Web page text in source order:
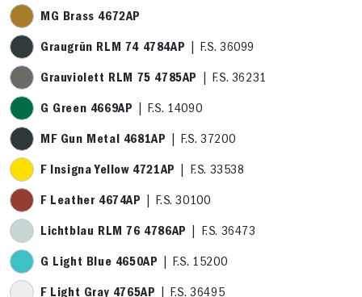
MG Brass 4672AP
Graugrün RLM 74 4784AP | F.S. 36099
Grauviolett RLM 75 4785AP | F.S. 36231
G Green 4669AP | F.S. 14090
MF Gun Metal 4681AP | F.S. 37200
F Insigna Yellow 4721AP | F.S. 33538
F Leather 4674AP | F.S. 30100
Lichtblau RLM 76 4786AP | F.S. 36473
G Light Blue 4650AP | F.S. 15200
F Light Gray 4765AP | F.S. 36495